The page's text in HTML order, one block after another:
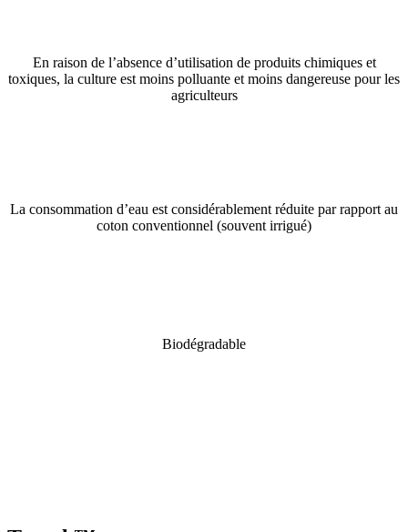
En raison de l’absence d’utilisation de produits chimiques et
toxiques, la culture est moins polluante et moins dangereuse pour les
agriculteurs
La consommation d’eau est considérablement réduite par rapport au
coton conventionnel (souvent irrigué)
Biodégradable